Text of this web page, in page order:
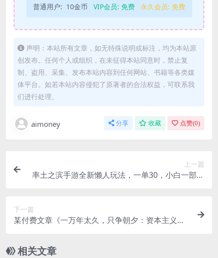
普通用户: 10金币 VIP会员: 免费 永久会员: 免费
声明：本站所有文章，如无特殊说明或标注，均为本站原
创发布。任何个人或组织，在未征得本站同意时，禁止复
制、盗用、采集、发布本站内容到任何网站、书籍等各类媒
体平台。如若本站内容侵犯了原著者的合法权益，可联系我
们进行处理。
aimoney 分享 收藏 点赞(0)
上一篇
率土之滨手游全新懒人玩法，一单30，小白一部手
下一篇
某付费文章《一万年太久，只争朝夕：资本主义的*
相关文章